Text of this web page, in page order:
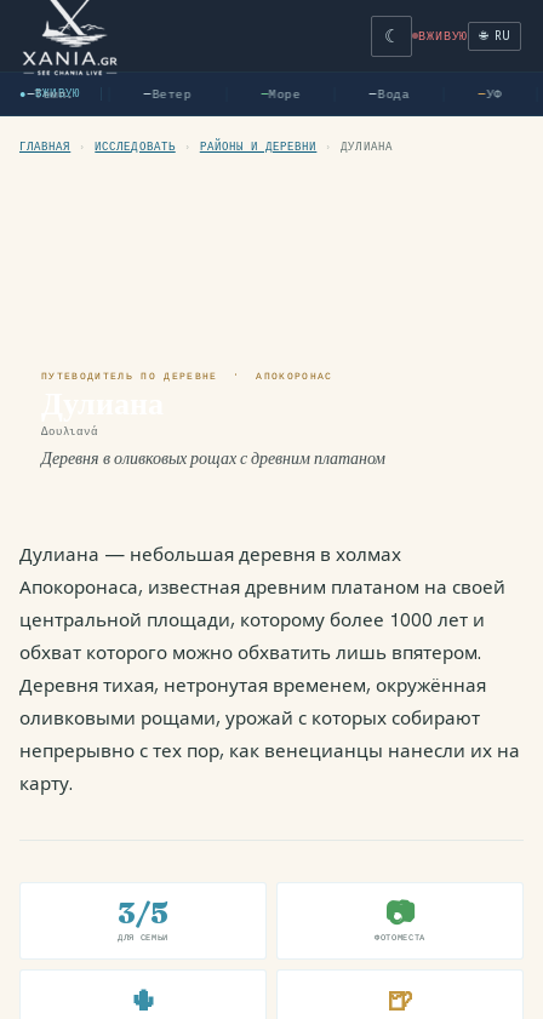
☾ ВЖИВУЮ 🌐 RU
● ВЖИВУЮ
—Темп. —Ветер —Море —Вода —УФ
ГЛАВНАЯ › ИССЛЕДОВАТЬ › РАЙОНЫ И ДЕРЕВНИ › ДУЛИАНА
ПУТЕВОДИТЕЛЬ ПО ДЕРЕВНЕ · АПОКОРОНАС
Δουλιανά
Деревня в оливковых рощах с древним платаном
Дулиана — небольшая деревня в холмах
Апокоронаса, известная древним платаном на своей
центральной площади, которому более 1000 лет и
обхват которого можно обхватить лишь впятером.
Деревня тихая, нетронутая временем, окружённая
оливковыми рощами, урожай с которых собирают
непрерывно с тех пор, как венецианцы нанесли их на
карту.
3/5
ДЛЯ СЕМЬИ
📷
ФОТОМЕСТА
🌵 🍺